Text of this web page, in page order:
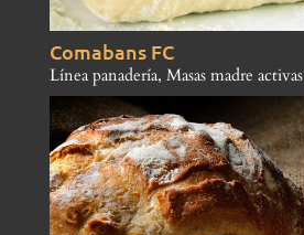
Comabans FC
Línea panadería, Masas madre activas